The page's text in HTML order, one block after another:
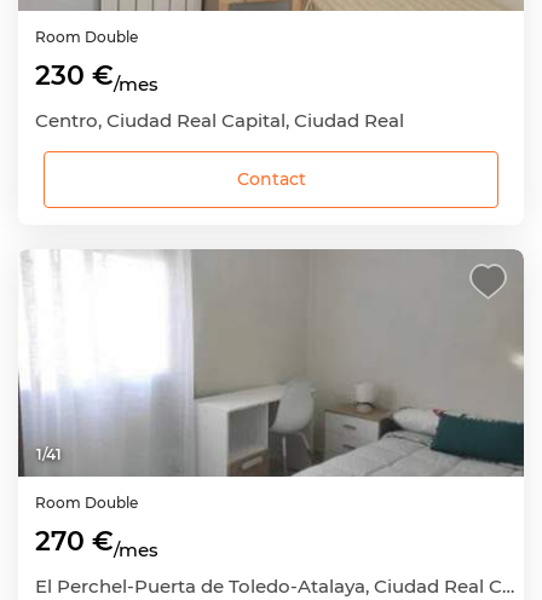
Room Double
230 €/mes
Centro, Ciudad Real Capital, Ciudad Real
Contact
1/41
Room Double
270 €/mes
El Perchel-Puerta de Toledo-Atalaya, Ciudad Real Capital, Ciudad Real